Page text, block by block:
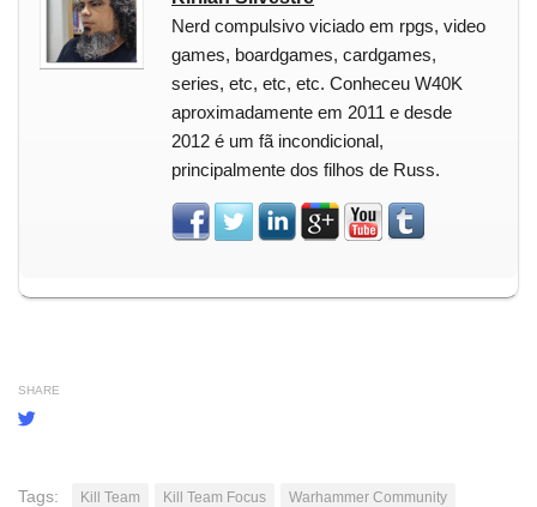
Nerd compulsivo viciado em rpgs, video
games, boardgames, cardgames,
series, etc, etc, etc. Conheceu W40K
aproximadamente em 2011 e desde
2012 é um fã incondicional,
principalmente dos filhos de Russ.
SHARE
Tags: Kill Team Kill Team Focus Warhammer Community